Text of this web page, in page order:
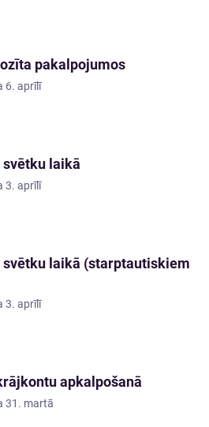
pakalpojumos
6. aprīlī
laikā
3. aprīlī
laikā (starptautiskiem
3. aprīlī
apkalpošanā
31. martā